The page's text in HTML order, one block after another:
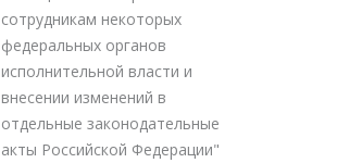
сотрудникам некоторых
федеральных органов
исполнительной власти и
внесении изменений в
отдельные законодательные
акты Российской Федерации"